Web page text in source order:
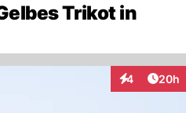
Trikot in
4
Interaktionen
20h